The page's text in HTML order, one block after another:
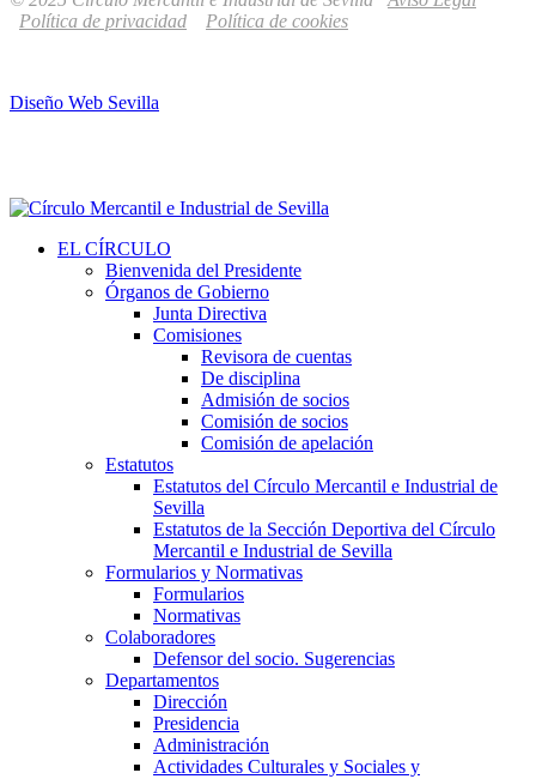
Política de privacidad
Política de cookies
Diseño Web Sevilla
EL CÍRCULO
Bienvenida del Presidente
Órganos de Gobierno
Junta Directiva
Comisiones
Revisora de cuentas
De disciplina
Admisión de socios
Comisión de socios
Comisión de apelación
Estatutos
Estatutos del Círculo Mercantil e Industrial de
Sevilla
Estatutos de la Sección Deportiva del Círculo
Mercantil e Industrial de Sevilla
Formularios y Normativas
Formularios
Normativas
Colaboradores
Defensor del socio. Sugerencias
Departamentos
Dirección
Presidencia
Administración
Actividades Culturales y Sociales y